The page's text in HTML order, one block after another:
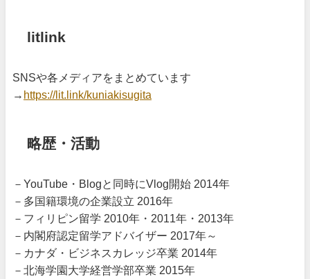
litlink
SNSや各メディアをまとめています
→ https://lit.link/kuniakisugita
略歴・活動
－YouTube・Blogと同時にVlog開始 2014年
－多国籍環境の企業設立 2016年
－フィリピン留学 2010年・2011年・2013年
－内閣府認定留学アドバイザー 2017年～
－カナダ・ビジネスカレッジ卒業 2014年
－北海学園大学経営学部卒業 2015年